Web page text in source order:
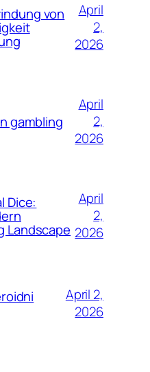
von
April
2,
2026
gambling
April
2,
2026
Dice:
Landscape
April
2,
2026
April 2,
2026